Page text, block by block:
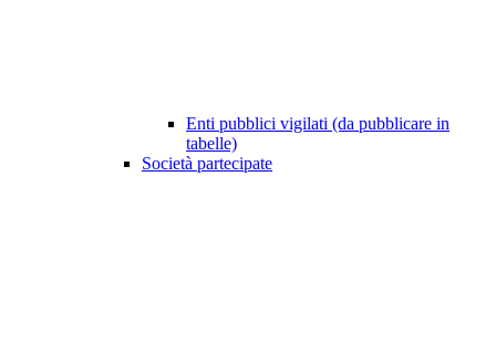
Enti pubblici vigilati (da pubblicare in
tabelle)
Società partecipate